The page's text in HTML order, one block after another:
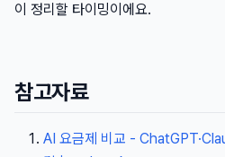
이 정리할 타이밍이에요.
참고자료
AI 요금제 비교 -